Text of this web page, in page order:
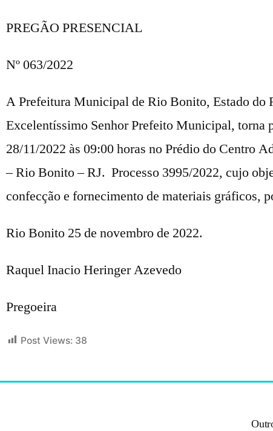
PREGÃO PRESENCIAL
Nº 063/2022
A Prefeitura Municipal de Rio Bonito, Estado do
Excelentíssimo Senhor Prefeito Municipal, torna
28/11/2022 às 09:00 horas no Prédio do Centro
– Rio Bonito – RJ. Processo 3995/2022, cujo
confecção e fornecimento de materiais gráficos,
Rio Bonito 25 de novembro de 2022.
Raquel Inacio Heringer Azevedo
Pregoeira
Post Views: 38